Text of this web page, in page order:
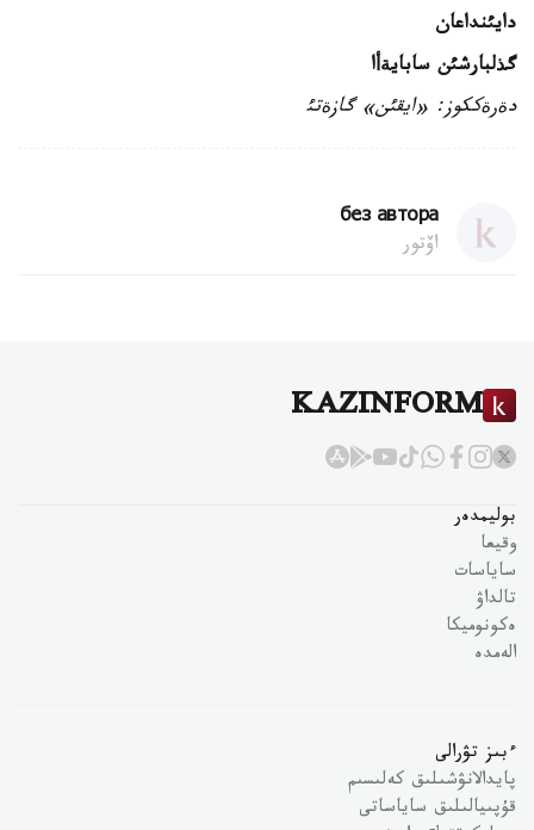
دايئنداعان
گذلبارشئن سابايةأا
دةرةككوز: «ايقئن» گازةتئ
без автора
اۆتور
KAZINFORM
بوليمدەر
وقيعا
ساياسات
تالداۋ
ەكونوميكا
الەمدە
ءبىز تۋرالى
پايدالانۋشىلىق كەلىسىم
قۇپىيالىلىق ساياساتى